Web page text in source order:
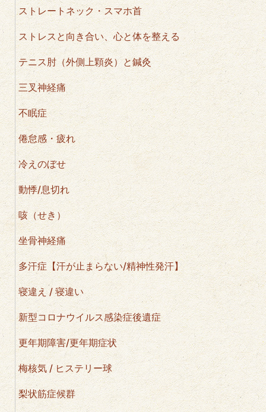
ストレートネック・スマホ首
ストレスと向き合い、心と体を整える
テニス肘（外側上顆炎）と鍼灸
三叉神経痛
不眠症
倦怠感・疲れ
冷えのぼせ
動悸/息切れ
咳（せき）
坐骨神経痛
多汗症【汗が止まらない/精神性発汗】
寝違え / 寝違い
新型コロナウイルス感染症後遺症
更年期障害/更年期症状
梅核気 / ヒステリー球
梨状筋症候群